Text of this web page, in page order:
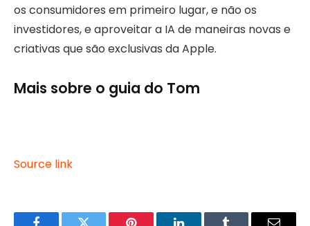
os consumidores em primeiro lugar, e não os
investidores, e aproveitar a IA de maneiras novas e
criativas que são exclusivas da Apple.
Mais sobre o guia do Tom
Source link